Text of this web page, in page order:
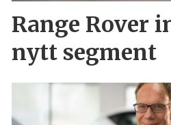
Range Rover
nytt segment